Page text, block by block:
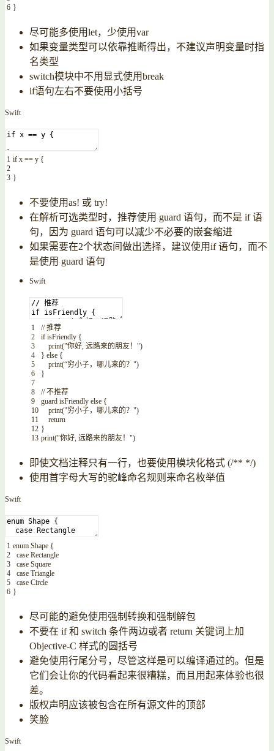
6 }
尽可能多使用let，少使用var
如果变量类型可以依靠推断得出，不建议声明变量时指
名类型
switch模块中不用显式使用break
if语句左右不要使用小括号
Swift
1
2
3
if x == y {
}
不要使用as! 或 try!
在解析可选类型时，推荐使用 guard 语句，而不是 if 语
句，因为 guard 语句可以减少不必要的嵌套缩进
如果需要在2个状态间做出选择，建议使用if 语句，而不
是使用 guard 语句
Swift
1
2
3
4
5
6
7
8
9
10
11
12
13
// 推荐
if isFriendly {
print("你好, 远路来的朋友！")
} else {
print(“穷小子，哪儿来的？ ")
}
// 不推荐
guard isFriendly else {
print("穷小子，哪儿来的？ ")
return
}
print("你好, 远路来的朋友！")
即使文档注释只有一行，也要使用模块化格式 (/** */)
使用首字母大写的驼峰命名规则来命名枚举值
Swift
1
2
3
4
5
6
enum Shape {
case Rectangle
case Square
case Triangle
case Circle
}
尽可能的避免使用强制转换和强制解包
不要在 if 和 switch 条件两边或者 return 关键词上加
Objective-C 样式的圆括号
避免使用行尾分号，尽管这样是可以编译通过的。但是
它们会让你的代码看起来很糟糕，而且用起来体验也很
差。
版权声明应该被包含在所有源文件的顶部
笑脸
Swift